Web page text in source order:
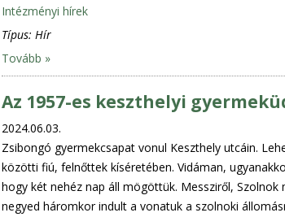
Intézményi hírek
Típus: Hír
Tovább »
Az 1957-es keszthelyi
2024.06.03.
Zsibongó gyermekcsapat vonul Keszthely utcáin.
közötti fiú, felnőttek kíséretében. Vidáman,
hogy két nehéz nap áll mögöttük. Messziről,
negyed háromkor indult a vonatuk a szolnoki